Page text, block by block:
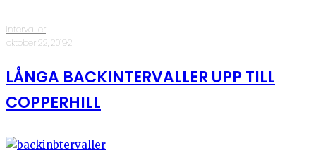
Intervaller
·oktober 22, 2019·2
LÅNGA BACKINTERVALLER UPP TILL
COPPERHILL